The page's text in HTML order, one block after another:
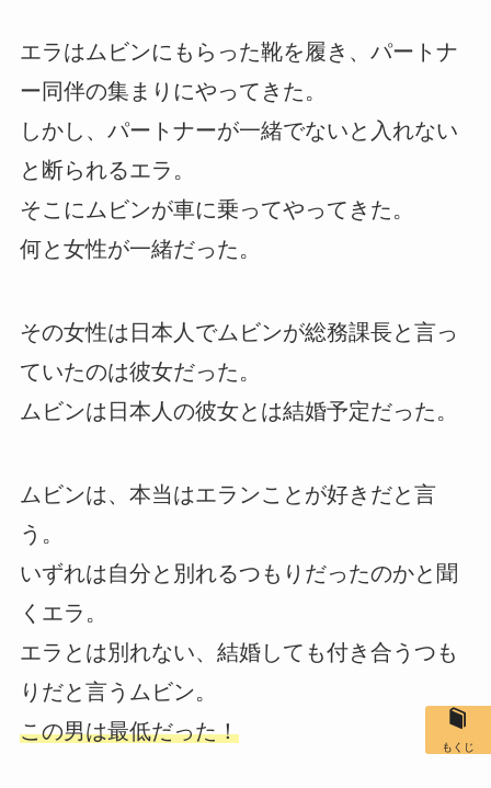
エラはムビンにもらった靴を履き、パートナ
ー同伴の集まりにやってきた。
しかし、パートナーが一緒でないと入れない
と断られるエラ。
そこにムビンが車に乗ってやってきた。
何と女性が一緒だった。
その女性は日本人でムビンが総務課長と言っ
ていたのは彼女だった。
ムビンは日本人の彼女とは結婚予定だった。
ムビンは、本当はエランことが好きだと言
う。
いずれは自分と別れるつもりだったのかと聞
くエラ。
エラとは別れない、結婚しても付き合うつも
りだと言うムビン。
この男は最低だった！
もくじ